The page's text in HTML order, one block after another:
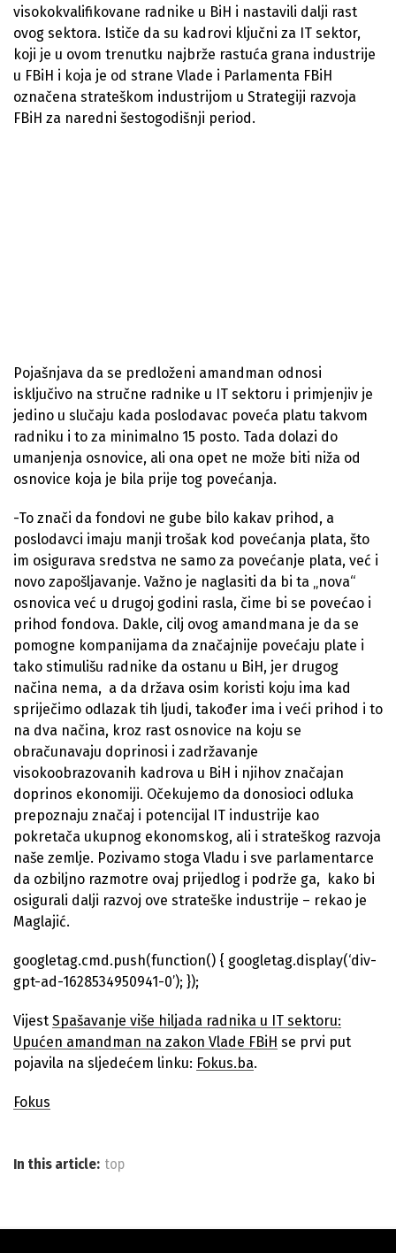
visokokvalifikovane radnike u BiH i nastavili dalji rast
ovog sektora. Ističe da su kadrovi ključni za IT sektor,
koji je u ovom trenutku najbrže rastuća grana industrije
u FBiH i koja je od strane Vlade i Parlamenta FBiH
označena strateškom industrijom u Strategiji razvoja
FBiH za naredni šestogodišnji period.
Pojašnjava da se predloženi amandman odnosi
isključivo na stručne radnike u IT sektoru i primjenjiv je
jedino u slučaju kada poslodavac poveća platu takvom
radniku i to za minimalno 15 posto. Tada dolazi do
umanjenja osnovice, ali ona opet ne može biti niža od
osnovice koja je bila prije tog povećanja.
-To znači da fondovi ne gube bilo kakav prihod, a
poslodavci imaju manji trošak kod povećanja plata, što
im osigurava sredstva ne samo za povećanje plata, već i
novo zapošljavanje. Važno je naglasiti da bi ta „nova“
osnovica već u drugoj godini rasla, čime bi se povećao i
prihod fondova. Dakle, cilj ovog amandmana je da se
pomogne kompanijama da značajnije povećaju plate i
tako stimulišu radnike da ostanu u BiH, jer drugog
načina nema, a da država osim koristi koju ima kad
spriječimo odlazak tih ljudi, također ima i veći prihod i to
na dva načina, kroz rast osnovice na koju se
obračunavaju doprinosi i zadržavanje
visokoobrazovanih kadrova u BiH i njihov značajan
doprinos ekonomiji. Očekujemo da donosioci odluka
prepoznaju značaj i potencijal IT industrije kao
pokretača ukupnog ekonomskog, ali i strateškog razvoja
naše zemlje. Pozivamo stoga Vladu i sve parlamentarce
da ozbiljno razmotre ovaj prijedlog i podrže ga, kako bi
osigurali dalji razvoj ove strateške industrije – rekao je
Maglajić.
googletag.cmd.push(function() { googletag.display(‘div-
gpt-ad-1628534950941-0’); });
Vijest Spašavanje više hiljada radnika u IT sektoru:
Upućen amandman na zakon Vlade FBiH se prvi put
pojavila na sljedećem linku: Fokus.ba.
Fokus
In this article: top